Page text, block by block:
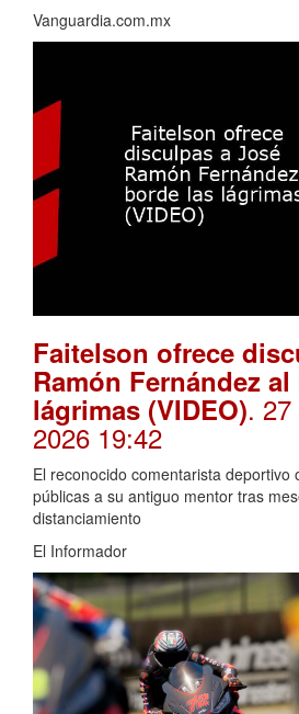
Vanguardia.com.mx
Faitelson ofrece
Ramón Fernández
lágrimas (VIDEO).
2026 19:42
El reconocido comentarista deportivo
públicas a su antiguo mentor tras
distanciamiento
El Informador